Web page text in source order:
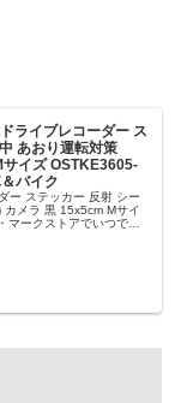
ライブレコーダー ス
あおり運転対策
イズ OSTKE3605-
バイク
ー ステッカー 反射 シー
メラ 黒 15x5cm Mサイ
マークストアでいつでも